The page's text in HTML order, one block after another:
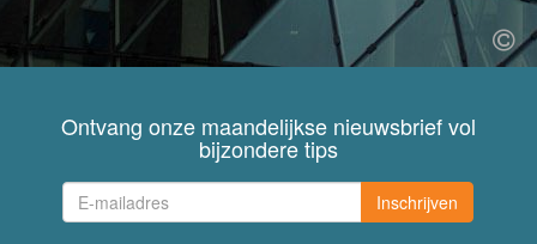
Ontvang onze maandelijkse nieuwsbrief vol
bijzondere tips
Inschrijven